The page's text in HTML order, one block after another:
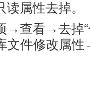
属性去掉。
→查看→去掉“
文件修改属